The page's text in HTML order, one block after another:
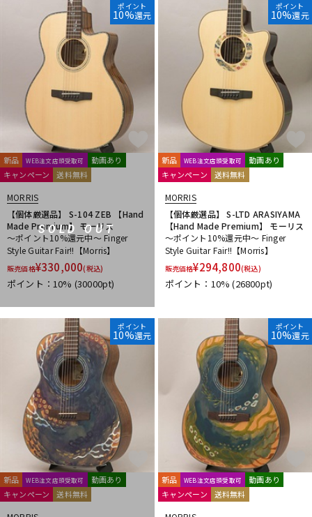
SOLD OUT
ポイント
10%還元
新品 WEB注文店頭受取可
動画あり
キャンペーン
送料無料
MORRIS
【個体厳選品】 S-104 ZEB 【Hand
Made Premium】 モーリス
～ポイント10%還元中～ Finger
Style Guitar Fair!!【Morris】
販売価格¥330,000(税込)
ポイント：10% (30000pt)
ポイント
10%還元
新品 WEB注文店頭受取可
動画あり
キャンペーン
送料無料
MORRIS
【個体厳選品】 S-LTD ARASIYAMA
【Hand Made Premium】 モーリス
～ポイント10%還元中～ Finger
Style Guitar Fair!!【Morris】
販売価格¥294,800(税込)
ポイント：10%(26800pt)
ポイント
10%還元
新品 WEB注文店頭受取可
動画あり
キャンペーン
送料無料
ポイント
10%還元
新品 WEB注文店頭受取可
動画あり
キャンペーン
送料無料